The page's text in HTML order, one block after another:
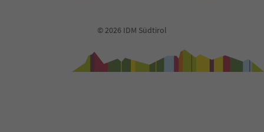
© 2026 IDM Südtirol